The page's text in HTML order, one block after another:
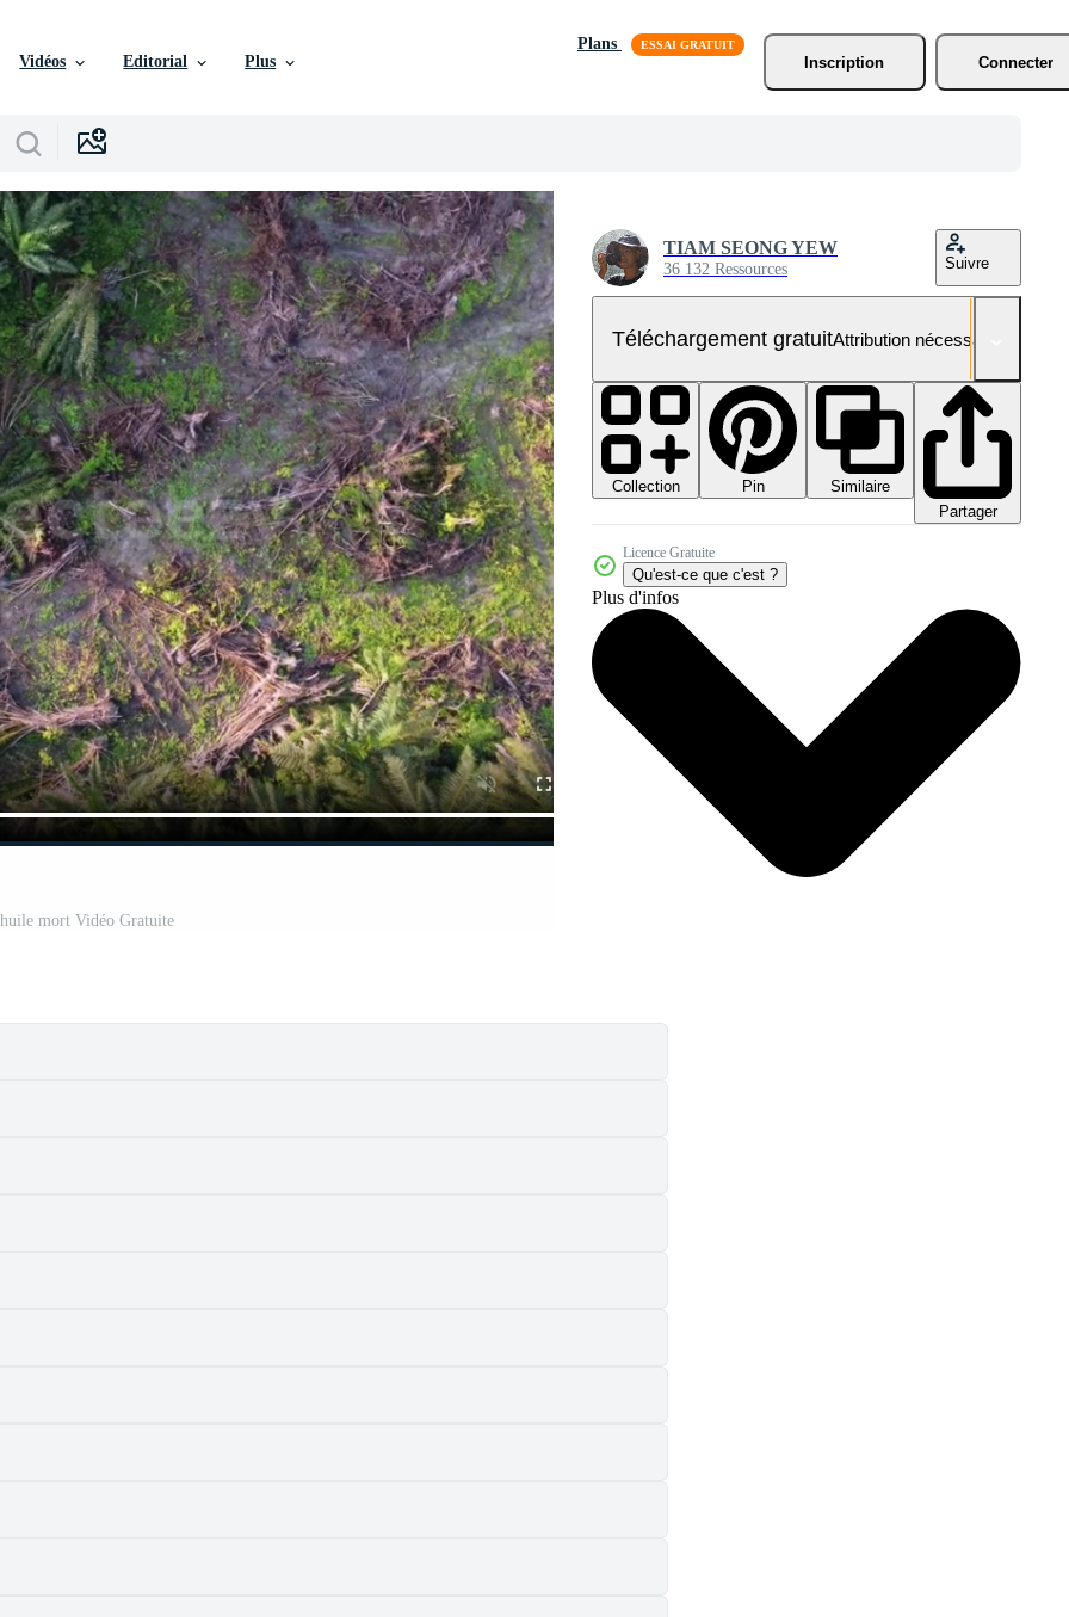
Vidéos Editorial Plus
Plans
Inscription
Connecter
mort Vidéo Gratuite
TIAM SEONG YEW
36 132 Ressources Suivre
Téléchargement gratuitAttribution nécessaire
Collection Pin
Similaire
Partager
Licence Gratuite
Qu'est-ce que c'est ?
Plus d'infos